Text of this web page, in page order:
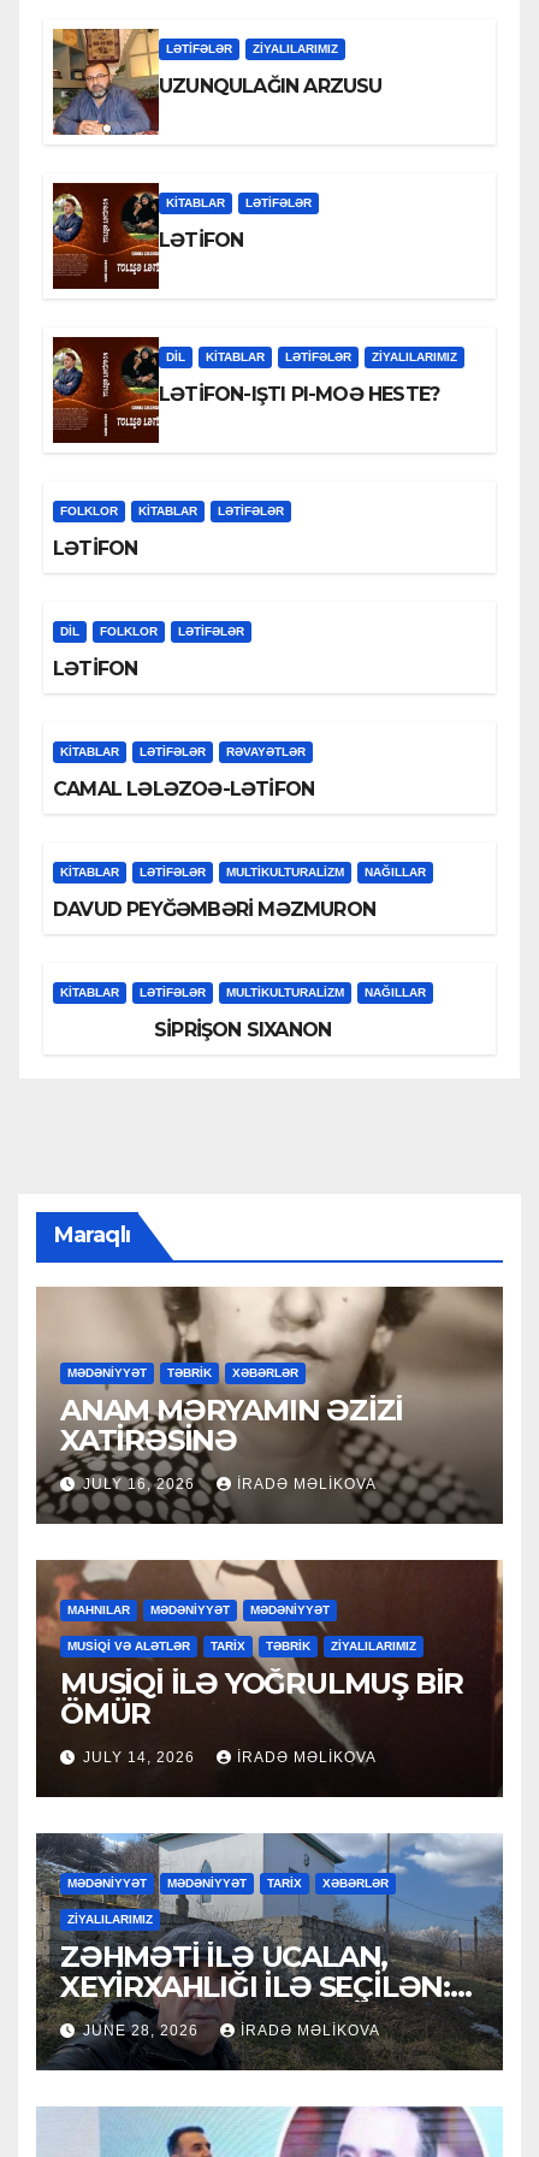
LƏTIFƏLƏR ZİYALILARIMIZ
UZUNQULAĞIN ARZUSU
KİTABLAR LƏTIFƏLƏR
LƏTİFON
DİL KİTABLAR LƏTIFƏLƏR ZİYALILARIMIZ
LƏTİFON-IŞTI PI-MOƏ HESTE?
FOLKLOR KİTABLAR LƏTIFƏLƏR
LƏTİFON
DİL FOLKLOR LƏTIFƏLƏR
LƏTİFON
KİTABLAR LƏTIFƏLƏR RƏVAYƏTLƏR
CAMAL LƏLƏZOƏ-LƏTİFON
KİTABLAR LƏTIFƏLƏR MULTIKULTURALIZM NAĞILLAR
DAVUD PEYĞƏMBƏRİ MƏZMURON
KİTABLAR LƏTIFƏLƏR MULTIKULTURALIZM NAĞILLAR
SİPRİŞON SIXANON
Maraqlı
MƏDƏNİYYƏT TƏBRİK XƏBƏRLƏR
ANAM MƏRYAMIN ƏZİZİ
XATİRƏSİNƏ
JULY 16, 2026 İRADƏ MƏLIKOVA
MAHNILAR MƏDƏNİYYƏT MƏDƏNİYYƏT
MUSİQİ VƏ ALƏTLƏR TARİX TƏBRİK ZİYALILARIMIZ
MUSİQİ İLƏ YOĞRULMUŞ BİR
ÖMÜR
JULY 14, 2026 İRADƏ MƏLIKOVA
MƏDƏNİYYƏT MƏDƏNİYYƏT TARİX XƏBƏRLƏR
ZİYALILARIMIZ
ZƏHMƏTİ İLƏ UCALAN,
XEYİRXAHLIĞI İLƏ SEÇİLƏN:
HACI RAMAZAN QULİYEV
JUNE 28, 2026 İRADƏ MƏLIKOVA